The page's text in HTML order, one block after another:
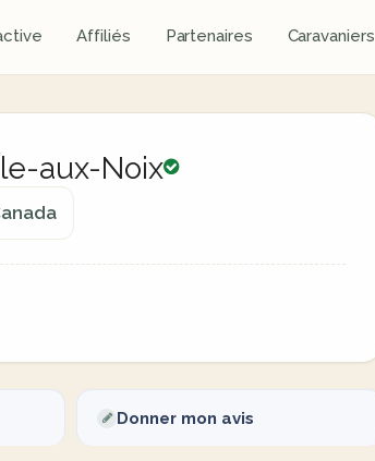
Affiliés Partenaires Caravaniers
aux-Noix
Donner mon avis